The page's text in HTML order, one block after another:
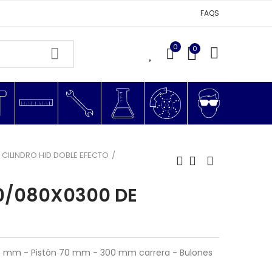
FAQS
0 0
CILINDRO HID DOBLE EFECTO
080X0300 DE
- Pistón 70 mm - 300 mm carrera - Bulones